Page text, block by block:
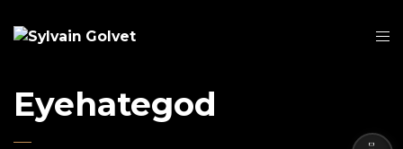
Eyehategod
Dark